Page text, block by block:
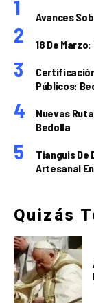
Avances
18 De
Públicos:
Nuevas
Bedolla
Tianguis De
Artesanal
Quizás